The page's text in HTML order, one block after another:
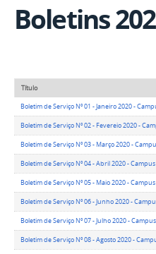
Boletins
Título
Boletim de Serviço Nº 01 - Janeiro 2020 -
Boletim de Serviço Nº 02 - Fevereio 2020 -
Boletim de Serviço Nº 03 - Março 2020 -
Boletim de Serviço Nº 04 - Abril 2020 -
Boletim de Serviço Nº 05 - Maio 2020 -
Boletim de Serviço Nº 06 - Junho 2020 -
Boletim de Serviço Nº 07 - Julho 2020 -
Boletim de Serviço Nº 08 - Agosto 2020 -